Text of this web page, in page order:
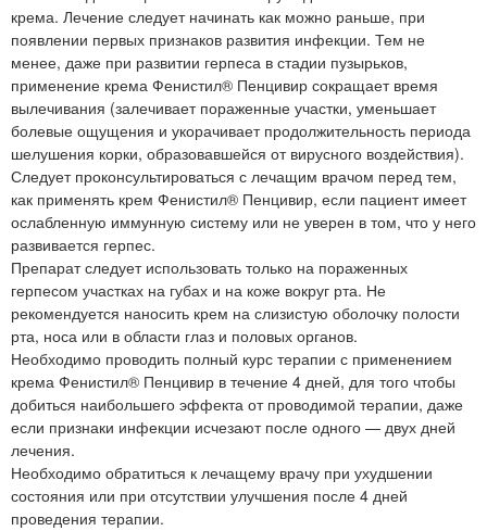
крема. Лечение следует начинать как можно раньше, при
появлении первых признаков развития инфекции. Тем не
менее, даже при развитии герпеса в стадии пузырьков,
применение крема Фенистил® Пенцивир сокращает время
вылечивания (залечивает пораженные участки, уменьшает
болевые ощущения и укорачивает продолжительность периода
шелушения корки, образовавшейся от вирусного воздействия).
Следует проконсультироваться с лечащим врачом перед тем,
как применять крем Фенистил® Пенцивир, если пациент имеет
ослабленную иммунную систему или не уверен в том, что у него
развивается герпес.
Препарат следует использовать только на пораженных
герпесом участках на губах и на коже вокруг рта. Не
рекомендуется наносить крем на слизистую оболочку полости
рта, носа или в области глаз и половых органов.
Необходимо проводить полный курс терапии с применением
крема Фенистил® Пенцивир в течение 4 дней, для того чтобы
добиться наибольшего эффекта от проводимой терапии, даже
если признаки инфекции исчезают после одного — двух дней
лечения.
Необходимо обратиться к лечащему врачу при ухудшении
состояния или при отсутствии улучшения после 4 дней
проведения терапии.